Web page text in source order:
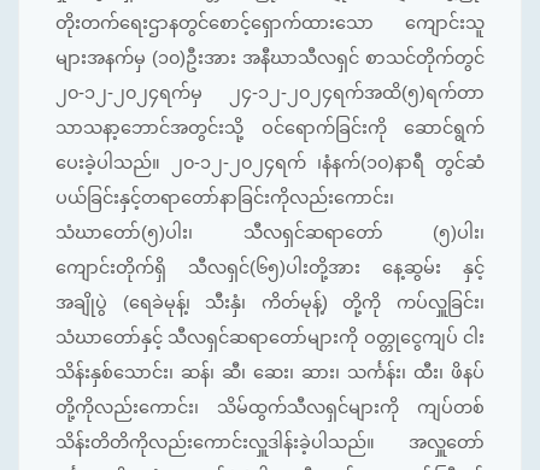
တိုးတက်ရေးဌာနတွင်စောင့်ရှောက်ထားသော ကျောင်းသူ
များအနက်မှ (၁၀)ဦးအား အနီဃာသီလရှင် စာသင်တိုက်တွင်
၂၀-၁၂-၂၀၂၄ရက်မှ ၂၄-၁၂-၂၀၂၄ရက်အထိ(၅)ရက်တာ
သာသနာ့ဘောင်အတွင်းသို့ ဝင်ရောက်ခြင်းကို ဆောင်ရွက်
ပေးခဲ့ပါသည်။ ၂၀-၁၂-၂၀၂၄ရက် ၊နံနက်(၁၀)နာရီ တွင်ဆံ
ပယ်ခြင်းနှင့်တရာတော်နာခြင်းကိုလည်းကောင်း၊
သံဃာတော်(၅)ပါး၊ သီလရှင်ဆရာတော် (၅)ပါး၊
ကျောင်းတိုက်ရှိ သီလရှင်(၆၅)ပါးတို့အား နေ့ဆွမ်း နှင့်
အချိုပွဲ (ရေခဲမုန့်၊ သီးနှံ၊ ကိတ်မုန့်) တို့ကို ကပ်လှူခြင်း၊
သံဃာတော်နှင့် သီလရှင်ဆရာတော်များကို ဝတ္တုငွေကျပ် ငါး
သိန်းနှစ်သောင်း၊ ဆန်၊ ဆီ၊ ဆေး၊ ဆား၊ သင်္ကန်း၊ ထီး၊ ဖိနပ်
တို့ကိုလည်းကောင်း၊ သိမ်ထွက်သီလရှင်များကို ကျပ်တစ်
သိန်းတိတိကိုလည်းကောင်းလှူဒါန်းခဲ့ပါသည်။ အလှူတော်